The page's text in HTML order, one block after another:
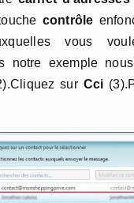
contrôle
vous
notre exemple
sur Cci